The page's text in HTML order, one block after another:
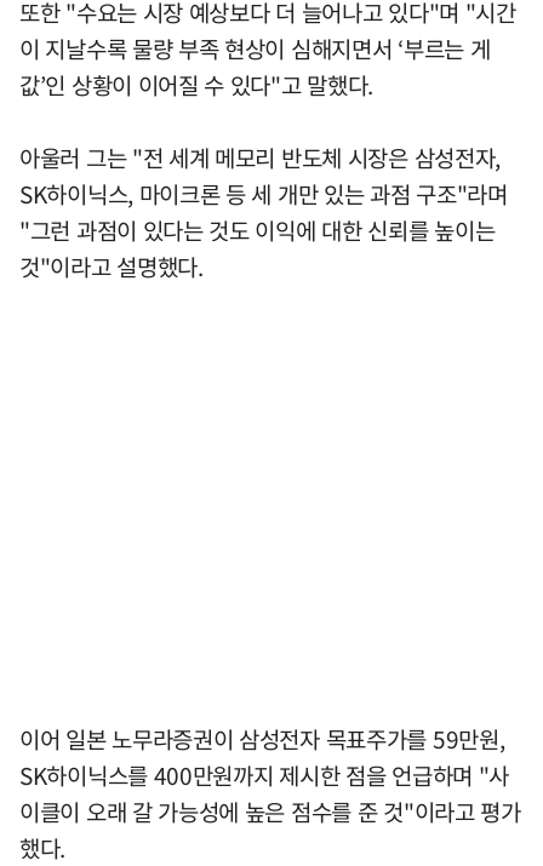
또한 "수요는 시장 예상보다 더 늘어나고 있다"며 "시간
이 지날수록 물량 부족 현상이 심해지면서 ‘부르는 게
값’인 상황이 이어질 수 있다"고 말했다.
아울러 그는 "전 세계 메모리 반도체 시장은 삼성전자,
SK하이닉스, 마이크론 등 세 개만 있는 과점 구조"라며
"그런 과점이 있다는 것도 이익에 대한 신뢰를 높이는
것"이라고 설명했다.
이어 일본 노무라증권이 삼성전자 목표주가를 59만원,
SK하이닉스를 400만원까지 제시한 점을 언급하며 "사
이클이 오래 갈 가능성에 높은 점수를 준 것"이라고 평가
했다.